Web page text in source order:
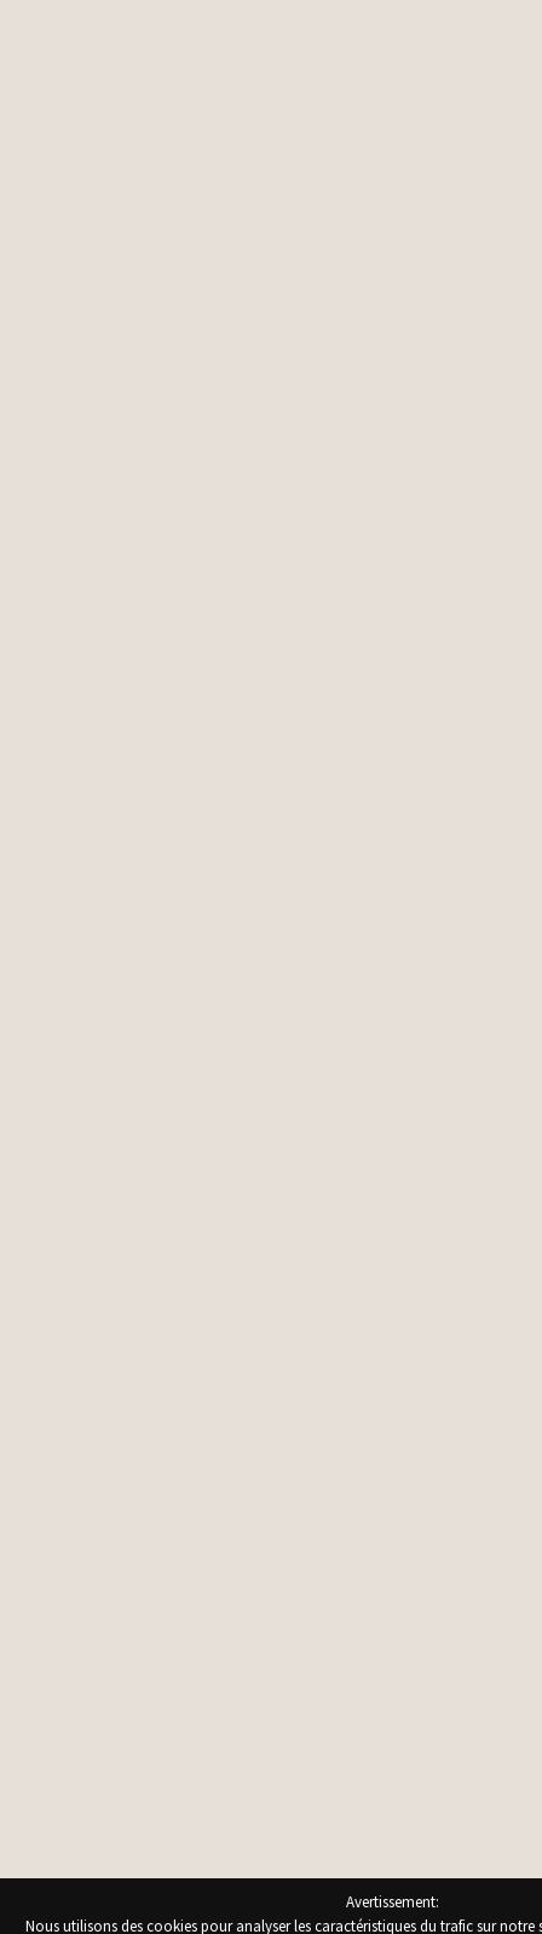
Avertissement:
Nous utilisons des cookies pour analyser les caractéristiques du trafic sur